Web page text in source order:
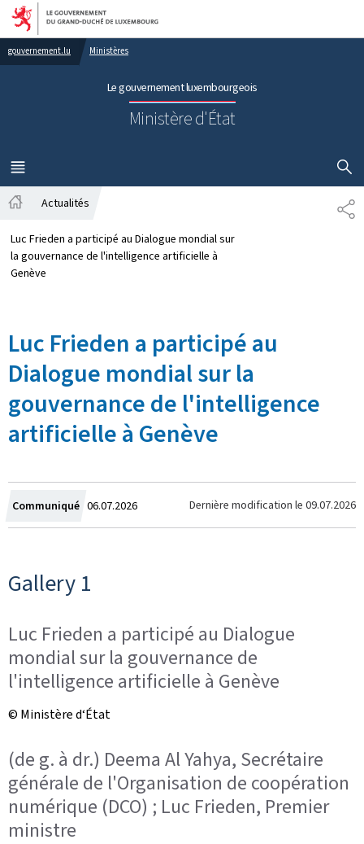
Aller au menu principal
Aller au contenu
gouvernement.lu Ministères
Le gouvernement luxembourgeois
Ministère d'État
MENU
PRINCIPAL
Actualités
Luc Frieden a participé au Dialogue mondial sur
la gouvernance de l'intelligence artificielle à
Genève
Luc Frieden a participé au
Dialogue mondial sur la
gouvernance de l'intelligence
artificielle à Genève
Communiqué Crée
le
06.07.2026 Dernière modification le 09.07.2026
Gallery 1
Luc Frieden a participé au Dialogue
mondial sur la gouvernance de
l'intelligence artificielle à Genève
© Ministère d‘État
(de g. à dr.) Deema Al Yahya, Secrétaire
générale de l'Organisation de coopération
numérique (DCO) ; Luc Frieden, Premier
ministre